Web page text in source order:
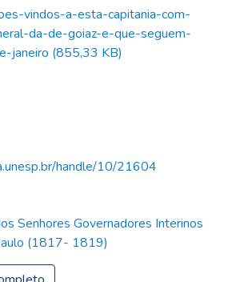
vindos-a-esta-capitania-com-
da-de-goiaz-e-que-seguem-
janeiro (855,33 KB)
handle/10/21604
Senhores Governadores Interinos
(1817- 1819)